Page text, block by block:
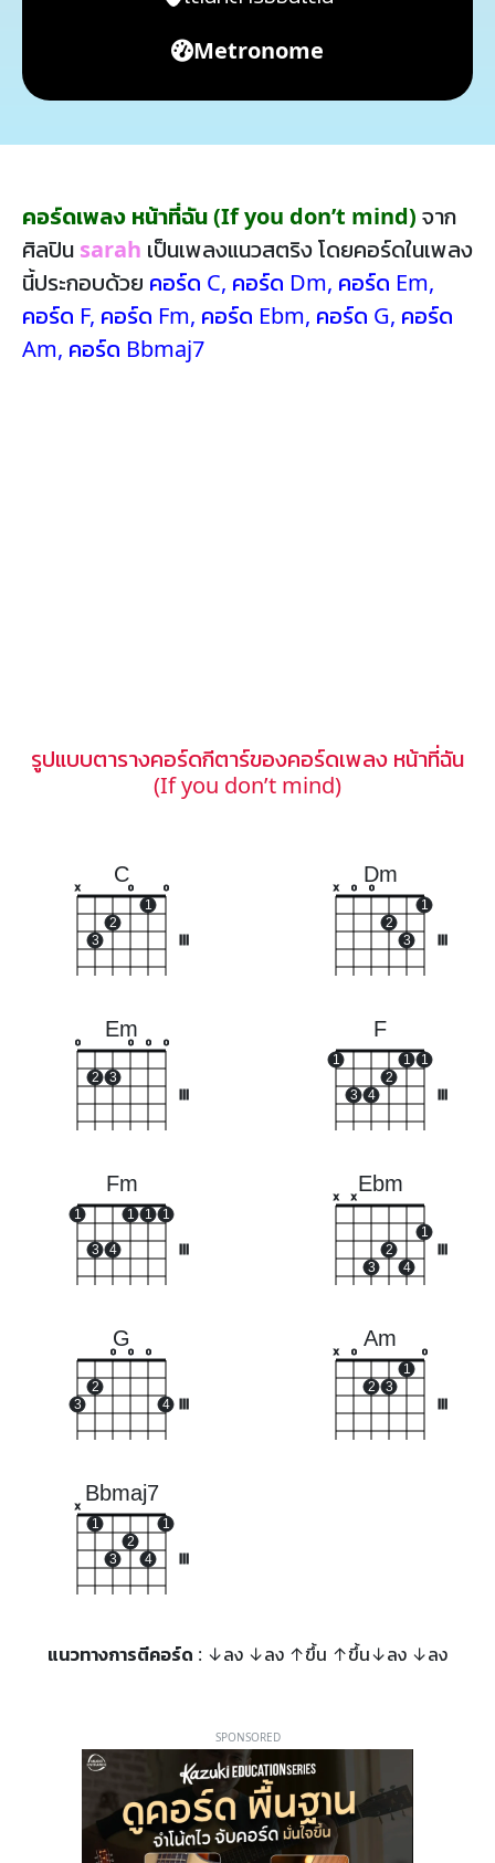
Metronome
คอร์ดเพลง หน้าที่ฉัน (If you don’t mind) จาก
ศิลปิน sarah เป็นเพลงแนวสตริง โดยคอร์ดในเพลง
นี้ประกอบด้วย คอร์ด C, คอร์ด Dm, คอร์ด Em,
คอร์ด F, คอร์ด Fm, คอร์ด Ebm, คอร์ด G, คอร์ด
Am, คอร์ด Bbmaj7
รูปแบบตารางคอร์ดกีตาร์ของคอร์ดเพลง หน้าที่ฉัน
(If you don’t mind)
C
x
3
2
o
1
o
Dm
x o o
2
3
1
Em
o
2 3
o o o
F
1
3 4
2
1 1
Fm
1
3 4
1 1 1
Ebm
x x
3
2
4
1
G
3
2
o o o
4
Am
x o
2 3
1
o
Bbmaj7
x
1
3
2
4
1
แนวทางการตีคอร์ด : ↓ลง ↓ลง ↑ขึ้น ↑ขึ้น↓ลง ↓ลง
SPONSORED